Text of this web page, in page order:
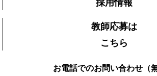
教師応募は
こちら
お電話でのお問い合わせ（